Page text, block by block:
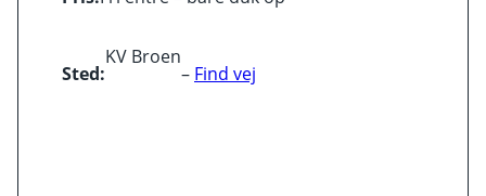
Sted:
KV Broen
– Find vej